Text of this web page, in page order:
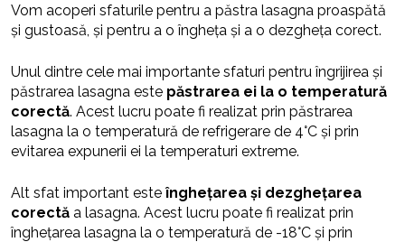
Vom acoperi sfaturile pentru a păstra lasagna proaspătă
și gustoasă, și pentru a o îngheța și a o dezgheța corect.
Unul dintre cele mai importante sfaturi pentru îngrijirea și
păstrarea lasagna este păstrarea ei la o temperatură
corectă. Acest lucru poate fi realizat prin păstrarea
lasagna la o temperatură de refrigerare de 4°C și prin
evitarea expunerii ei la temperaturi extreme.
Alt sfat important esteînghețarea și dezghețarea
corectă a lasagna. Acest lucru poate fi realizat prin
înghețarea lasagna la o temperatură de -18°C și prin